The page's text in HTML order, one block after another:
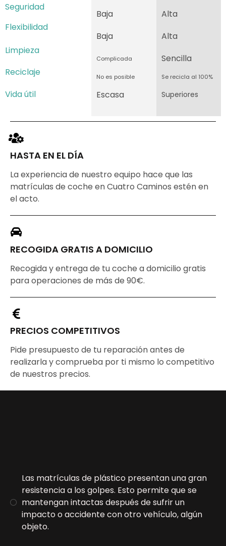
Seguridad
Flexibilidad
Limpieza
Reciclaje
Vida útil
Baja
Baja
Complicada
No es posible
Escasa
Alta
Alta
Sencilla
Se recicla al 100%
Superiores
HASTA EN EL DÍA
La experiencia de nuestro equipo hace que las
matrículas de coche en Cuatro Caminos estén en
el acto.
RECOGIDA GRATIS A DOMICILIO
Recogida y entrega de tu coche a domicilio gratis
para operaciones de más de 90€.
PRECIOS COMPETITIVOS
Pide presupuesto de tu reparación antes de
realizarla y comprueba por ti mismo lo competitivo
de nuestros precios.
Las matrículas de plástico presentan una gran
resistencia a los golpes. Esto permite que se
mantengan intactas después de sufrir un
impacto o accidente con otro vehículo, algún
objeto.